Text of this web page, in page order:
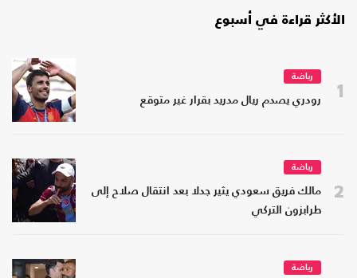
الأكثر قراءة في أسبوع
1
رياضة
رودري يصدم ريال مدريد بقرار غير متوقع
2
رياضة
مالك فريق سعودي يثير جدلا بعد انتقال صلاح إلى
طرابزون التركي
رياضة